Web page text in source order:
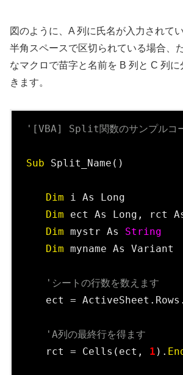
図のように、A 列に氏名が入力されて
半角スペースで区切られている場合、
なマクロで苗字と名前を B 列と C 列
きます。
'[VBA] Split関数のサンプルコ
Sub Split_Name()
Dim i As Long
Dim ect As Long, rct
Dim mystr As String
Dim myname As Variant
'シートの行数を数えます
ect =
'A列の最終行を得ます
rct = Cells(ect, 1 ).